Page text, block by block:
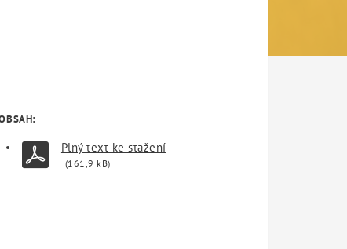
Plný text ke stažení
(161,9 kB)